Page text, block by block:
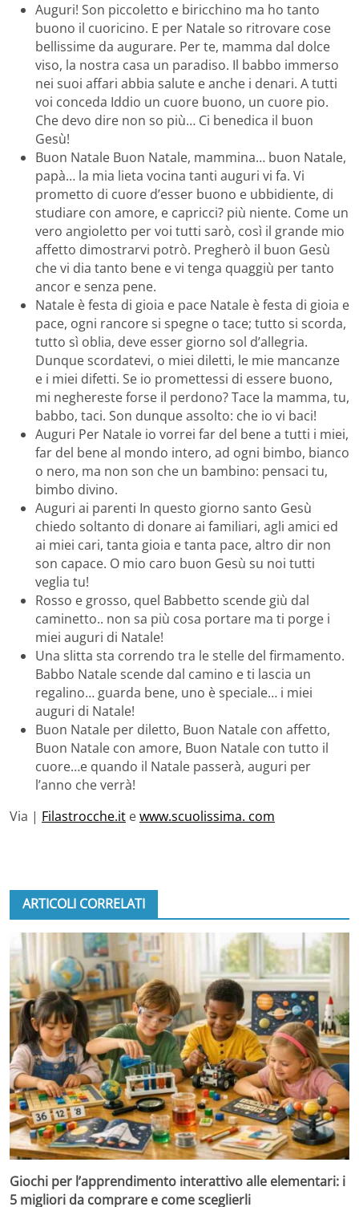
Auguri! Son piccoletto e biricchino ma ho tanto
buono il cuoricino. E per Natale so ritrovare cose
bellissime da augurare. Per te, mamma dal dolce
viso, la nostra casa un paradiso. Il babbo immerso
nei suoi affari abbia salute e anche i denari. A tutti
voi conceda Iddio un cuore buono, un cuore pio.
Che devo dire non so più… Ci benedica il buon
Gesù!
Buon Natale Buon Natale, mammina… buon Natale,
papà… la mia lieta vocina tanti auguri vi fa. Vi
prometto di cuore d’esser buono e ubbidiente, di
studiare con amore, e capricci? più niente. Come un
vero angioletto per voi tutti sarò, così il grande mio
affetto dimostrarvi potrò. Pregherò il buon Gesù
che vi dia tanto bene e vi tenga quaggiù per tanto
ancor e senza pene.
Natale è festa di gioia e pace Natale è festa di gioia e
pace, ogni rancore si spegne o tace; tutto si scorda,
tutto sì oblia, deve esser giorno sol d’allegria.
Dunque scordatevi, o miei diletti, le mie mancanze
e i miei difetti. Se io promettessi di essere buono,
mi neghereste forse il perdono? Tace la mamma, tu,
babbo, taci. Son dunque assolto: che io vi baci!
Auguri Per Natale io vorrei far del bene a tutti i miei,
far del bene al mondo intero, ad ogni bimbo, bianco
o nero, ma non son che un bambino: pensaci tu,
bimbo divino.
Auguri ai parenti In questo giorno santo Gesù
chiedo soltanto di donare ai familiari, agli amici ed
ai miei cari, tanta gioia e tanta pace, altro dir non
son capace. O mio caro buon Gesù su noi tutti
veglia tu!
Rosso e grosso, quel Babbetto scende giù dal
caminetto.. non sa più cosa portare ma ti porge i
miei auguri di Natale!
Una slitta sta correndo tra le stelle del firmamento.
Babbo Natale scende dal camino e ti lascia un
regalino… guarda bene, uno è speciale… i miei
auguri di Natale!
Buon Natale per diletto, Buon Natale con affetto,
Buon Natale con amore, Buon Natale con tutto il
cuore…e quando il Natale passerà, auguri per
l’anno che verrà!
Via | Filastrocche.it ewww.scuolissima. com
ARTICOLI CORRELATI
Giochi per l’apprendimento interattivo alle elementari: i
5 migliori da comprare e come sceglierli